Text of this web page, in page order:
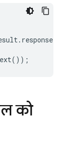
. response
());
को